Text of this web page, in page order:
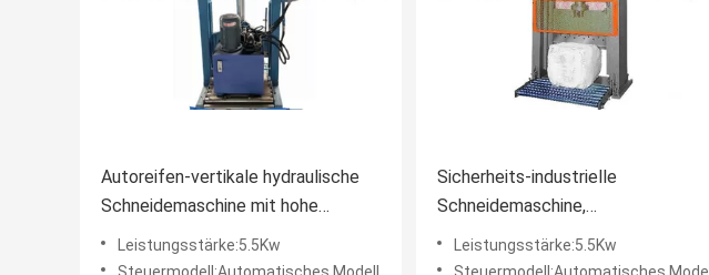
Autoreifen-vertikale hydraulische
Schneidemaschine mit hohe
Präzisions-Rundmesser-Ausschnitt
Leistungsstärke:5.5Kw
Sicherheits-industrielle
Schneidemaschine,
Gummiausschnitt-Presse für
geschnittene Stückchen
Leistungsstärke:5.5Kw